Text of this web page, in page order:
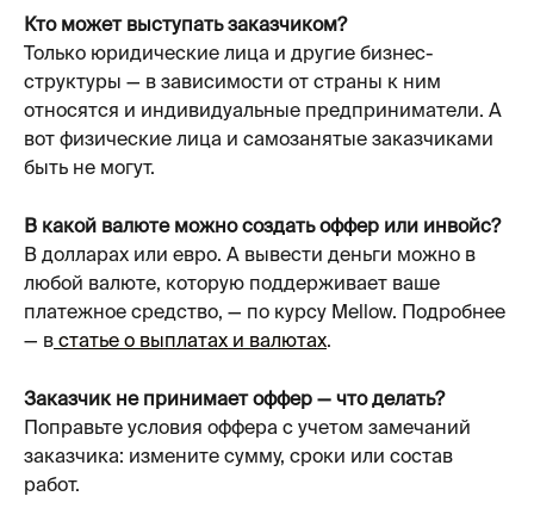
Кто может выступать заказчиком?
Только юридические лица и другие бизнес-
структуры — в зависимости от страны к ним
относятся и индивидуальные предприниматели. А
вот физические лица и самозанятые заказчиками
быть не могут.
В какой валюте можно создать оффер или инвойс?
В долларах или евро. А вывести деньги можно в
любой валюте, которую поддерживает ваше
платежное средство, — по курсу Mellow. Подробнее
— в статье о выплатах и валютах.
Заказчик не принимает оффер — что делать?
Поправьте условия оффера с учетом замечаний
заказчика: измените сумму, сроки или состав
работ.